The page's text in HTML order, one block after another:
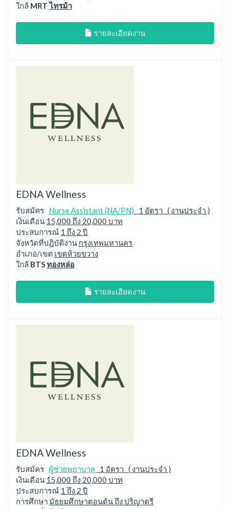
ใกล้ MRTไทรม้า
รายละเอียดงาน
EDNA Wellness
รับสมัคร Nurse Assistant (NA/PN) 1 อัตรา ( งานประจำ )
เงินเดือน 15,000 ถึง 20,000 บาท
ประสบการณ์ 1 ถึง 2 ปี
จังหวัดที่ปฎิบัติงาน กรุงเทพมหานคร
อำเภอ/เขต เขตห้วยขวาง
ใกล้ BTSทองหล่อ
รายละเอียดงาน
EDNA Wellness
รับสมัคร ผู้ช่วยพยาบาล
1 อัตรา ( งานประจำ )
เงินเดือน 15,000 ถึง 20,000 บาท
ประสบการณ์ 1 ถึง 2 ปี
การศึกษา มัธยมศึกษาตอนต้น ถึง ปริญาตรี